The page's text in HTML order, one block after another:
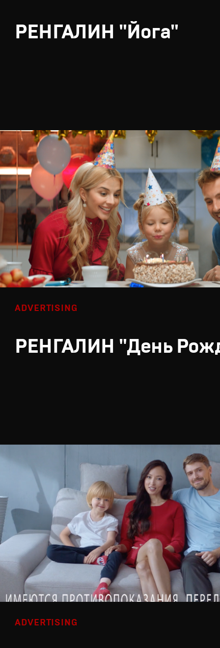
РЕНГАЛИН "Йога"
ADVERTISING
РЕНГАЛИН "День
ADVERTISING